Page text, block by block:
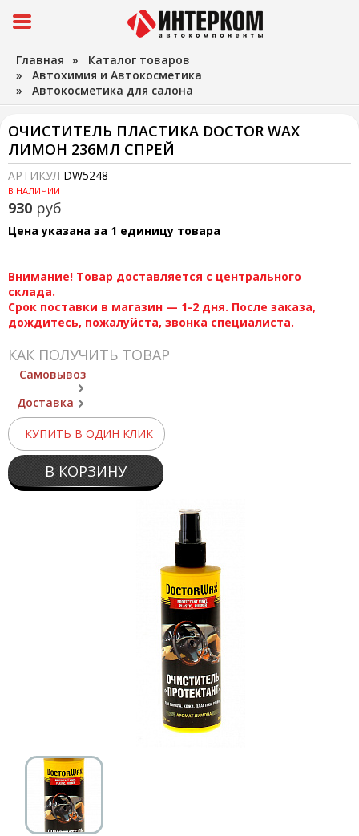
Главная » Каталог товаров
» Автохимия и Автокосметика
» Автокосметика для салона
ОЧИСТИТЕЛЬ ПЛАСТИКА DOCTOR WAX
ЛИМОН 236МЛ СПРЕЙ
АРТИКУЛ DW5248
В НАЛИЧИИ
930 руб
Цена указана за 1 единицу товара
Внимание! Товар доставляется с центрального
склада.
Срок поставки в магазин — 1-2 дня. После заказа,
дождитесь, пожалуйста, звонка специалиста.
КАК ПОЛУЧИТЬ ТОВАР
Самовывоз
Доставка
КУПИТЬ В ОДИН КЛИК
В КОРЗИНУ